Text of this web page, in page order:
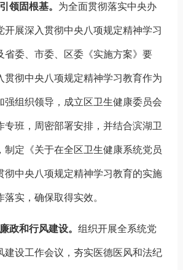
领固根基。 为全面贯彻落实中央办
开展深入贯彻中央八项规定精神学习
省委、市委、区委《实施方案》要
贯彻中央八项规定精神学习教育作为
强组织领导，成立区卫生健康委员会
专班，周密部署安排，并结合滨湖卫
制定《关于在全区卫生健康系统党员
彻中央八项规定精神学习教育的实施
实，确保取得实效。
政和行风建设。 组织开展全系统党
建设工作会议，夯实医德医风和法纪